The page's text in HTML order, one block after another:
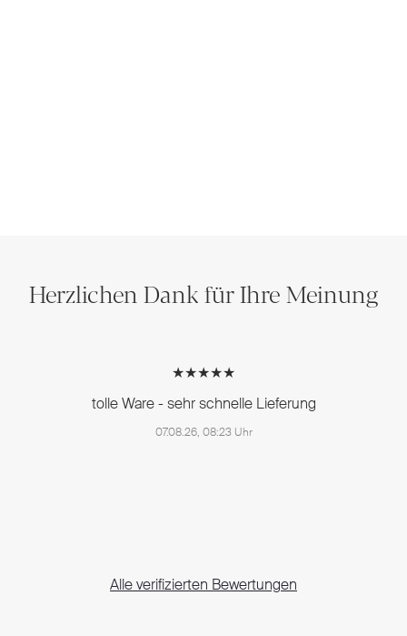
Herzlichen Dank für Ihre Meinung
★★★★★
tolle Ware - sehr schnelle Lieferung
07.08.26, 08:23 Uhr
Alle verifizierten Bewertungen